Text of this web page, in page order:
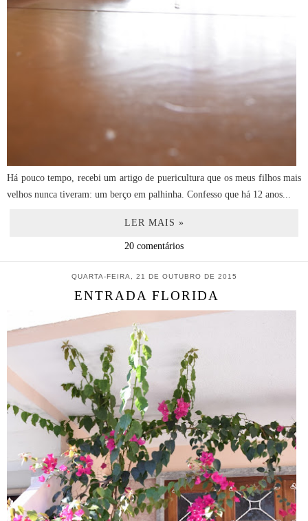
Há pouco tempo, recebi um artigo de puericultura que os meus filhos mais
velhos nunca tiveram: um berço em palhinha. Confesso que há 12 anos...
LER MAIS »
20 comentários
QUARTA-FEIRA, 21 DE OUTUBRO DE 2015
ENTRADA FLORIDA